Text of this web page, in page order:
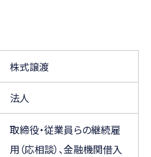
株式譲渡
法人
取締役・従業員らの継続雇
用（応相談）、金融機関借入